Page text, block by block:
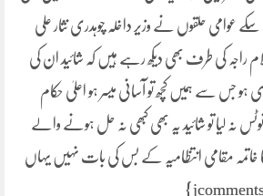
عوامی حلقوں نے وزیر داخلہ چوہدری نثار علی
راجہ کی طرف بھی دیکھ رہے ہیں کہ شائید ان کی
جس سے ہمیں کچھ تو آسانی میسر ہو اعلیٰ حکام
نہ لیا تو شائید یہ بھی کبھی نہ حل ہونے والے
خاتمہ مقامی انتظامیہ کے بس کی بات نہیں یہاں